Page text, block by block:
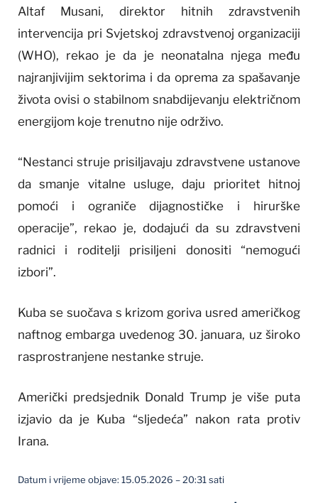
Altaf Musani, direktor hitnih zdravstvenih
intervencija pri Svjetskoj zdravstvenoj organizaciji
(WHO), rekao je da je neonatalna njega među
najranjivijim sektorima i da oprema za spašavanje
života ovisi o stabilnom snabdijevanju električnom
energijom koje trenutno nije održivo.
“Nestanci struje prisiljavaju zdravstvene ustanove
da smanje vitalne usluge, daju prioritet hitnoj
pomoći i ograniče dijagnostičke i hirurške
operacije”, rekao je, dodajući da su zdravstveni
radnici i roditelji prisiljeni donositi “nemogući
izbori”.
Kuba se suočava s krizom goriva usred američkog
naftnog embarga uvedenog 30. januara, uz široko
rasprostranjene nestanke struje.
Američki predsjednik Donald Trump je više puta
izjavio da je Kuba “sljedeća” nakon rata protiv
Irana.
Datum i vrijeme objave: 15.05.2026 – 20:31 sati